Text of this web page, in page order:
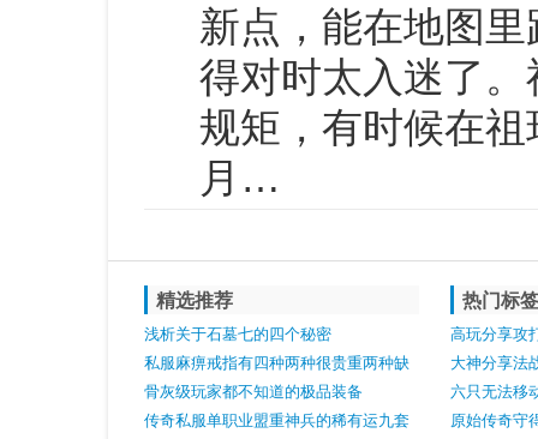
新点，能在地图
得对时太入迷了
规矩，有时候在
月…
精选推荐
浅析关于石墓七的四个秘密
私服麻痹戒指有四种两种很贵重两种缺
点明显
骨灰级玩家都不知道的极品装备
传奇私服单职业盟重神兵的稀有运九套
热门标
高玩分享攻
大神分享法
六只无法移
原始传奇守